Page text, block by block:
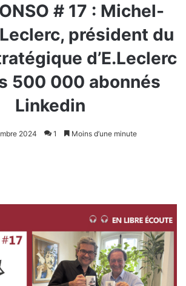
# 17 : Michel-
président du
d’E.Leclerc
500 000 abonnés
Linkedin
2024 1 Moins d’une minute